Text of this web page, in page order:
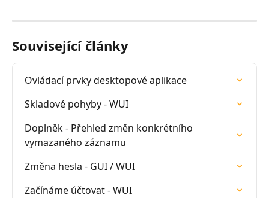
Související články
Ovládací prvky desktopové aplikace
Skladové pohyby - WUI
Doplněk - Přehled změn konkrétního
vymazaného záznamu
Změna hesla - GUI / WUI
Začínáme účtovat - WUI